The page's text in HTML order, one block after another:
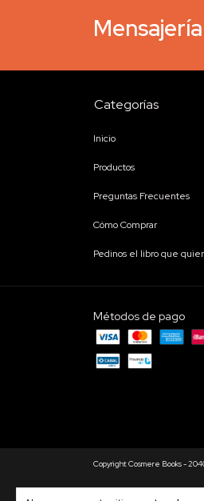
Mensajería
Categorías
Inicio
Productos
Preguntas Frecuentes
Cómo Comprar
Pedinos el libro que
Métodos de pago
Copyright Cosmere Books -